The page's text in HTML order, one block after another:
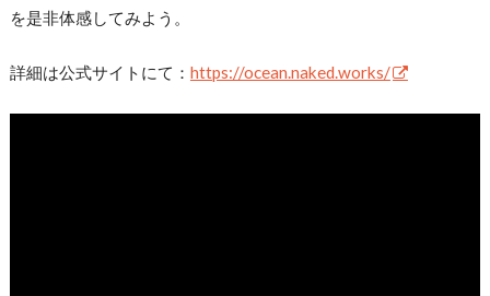
を是非体感してみよう。
詳細は公式サイトにて： https://ocean.naked.works/